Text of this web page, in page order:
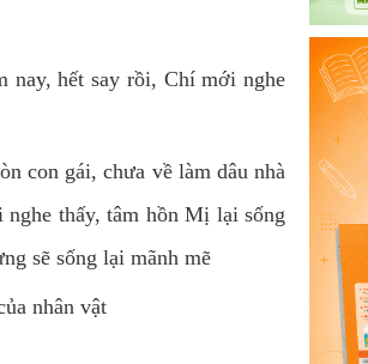
nay, hết say rồi, Chí mới nghe
con gái, chưa về làm dâu nhà
thấy, tâm hồn Mị lại sống
sẽ sống lại mãnh mẽ
nhân vật